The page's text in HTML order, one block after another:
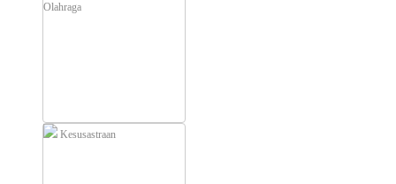
Olahraga
Kesusastraan